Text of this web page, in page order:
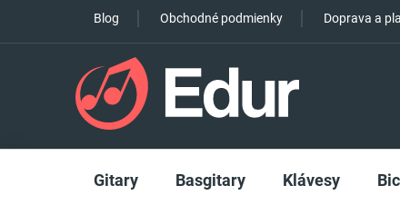
obsah
Blog Obchodné podmienky Doprava a
Gitary Basgitary Klávesy